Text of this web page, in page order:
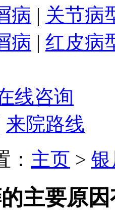
病 | 关节病
病 | 红皮病
线咨询
来院路线
主页 >
主要原